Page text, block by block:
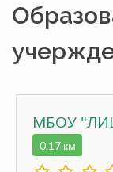
МБОУ
0.17 км